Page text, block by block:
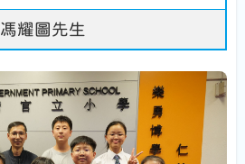
馮耀圖先生